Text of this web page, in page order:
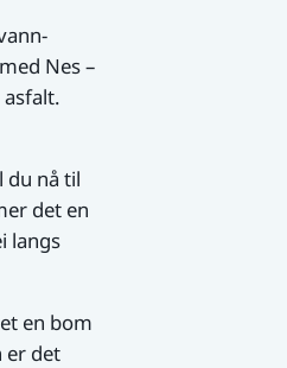
Nes –
du nå til
det en
langs
en bom
er det